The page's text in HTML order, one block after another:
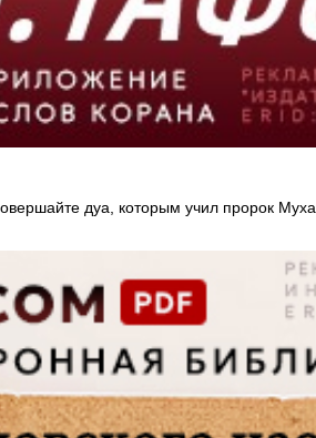
дуа, которым учил пророк